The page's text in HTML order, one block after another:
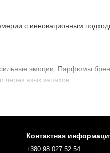
с инновационным
эмоции. Парфюмы
через язык запахов.
украсят любую коллекцию.
Контактная
+380 98 027 52 54